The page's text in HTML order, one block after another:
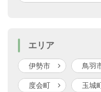
エリア
伊勢市 鳥羽
度会町 玉城